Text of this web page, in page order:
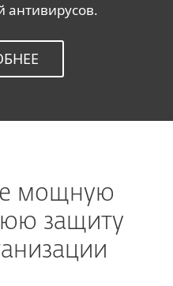
антивирусов.
мощную
защиту